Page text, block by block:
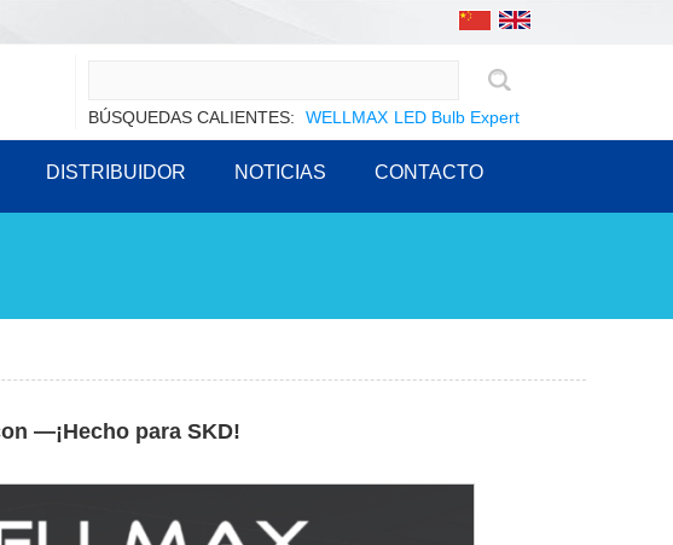
BÚSQUEDAS CALIENTES: WELLMAX LED Bulb Expert
DISTRIBUIDOR NOTICIAS CONTACTO
—¡Hecho para SKD!